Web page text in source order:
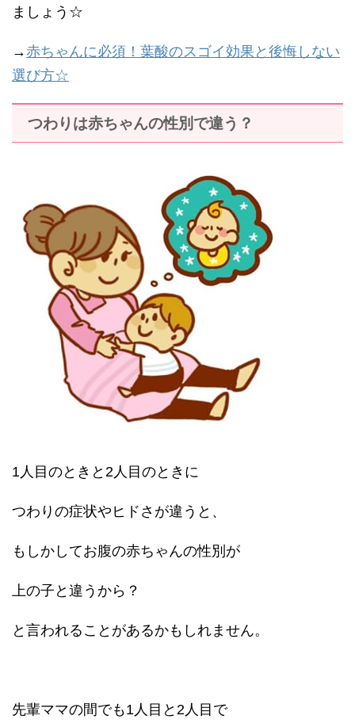
ましょう☆
→赤ちゃんに必須！葉酸のスゴイ効果と後悔しない
選び方☆
つわりは赤ちゃんの性別で違う？
1人目のときと2人目のときに
つわりの症状やヒドさが違うと、
もしかしてお腹の赤ちゃんの性別が
上の子と違うから？
と言われることがあるかもしれません。
先輩ママの間でも1人目と2人目で